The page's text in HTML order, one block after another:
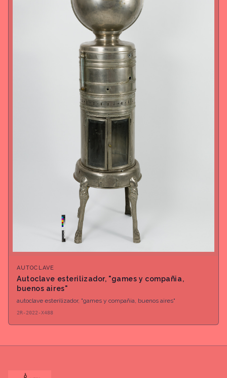
AUTOCLAVE
Autoclave esterilizador, "games y compañia,
buenos aires"
autoclave esterilizador, "games y compañia, buenos aires"
2R-2022-X488